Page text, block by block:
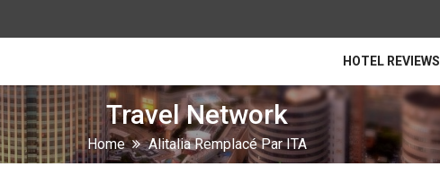
HOTEL REVIEWS
Travel Network
Home Alitalia Remplacé Par ITA